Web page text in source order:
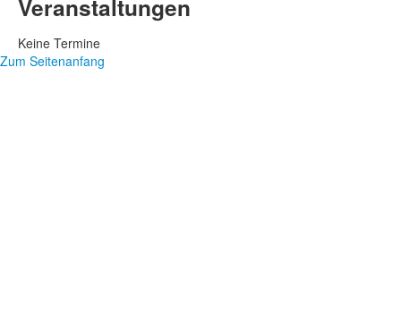
Veranstaltungen
Keine Termine
Zum Seitenanfang